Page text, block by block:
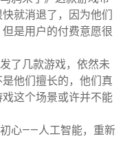
就消退了，因为他们
是用户的付费意愿很
了几款游戏，依然未
他们擅长的，他们真
这个场景或许并不能
心——人工智能，重新